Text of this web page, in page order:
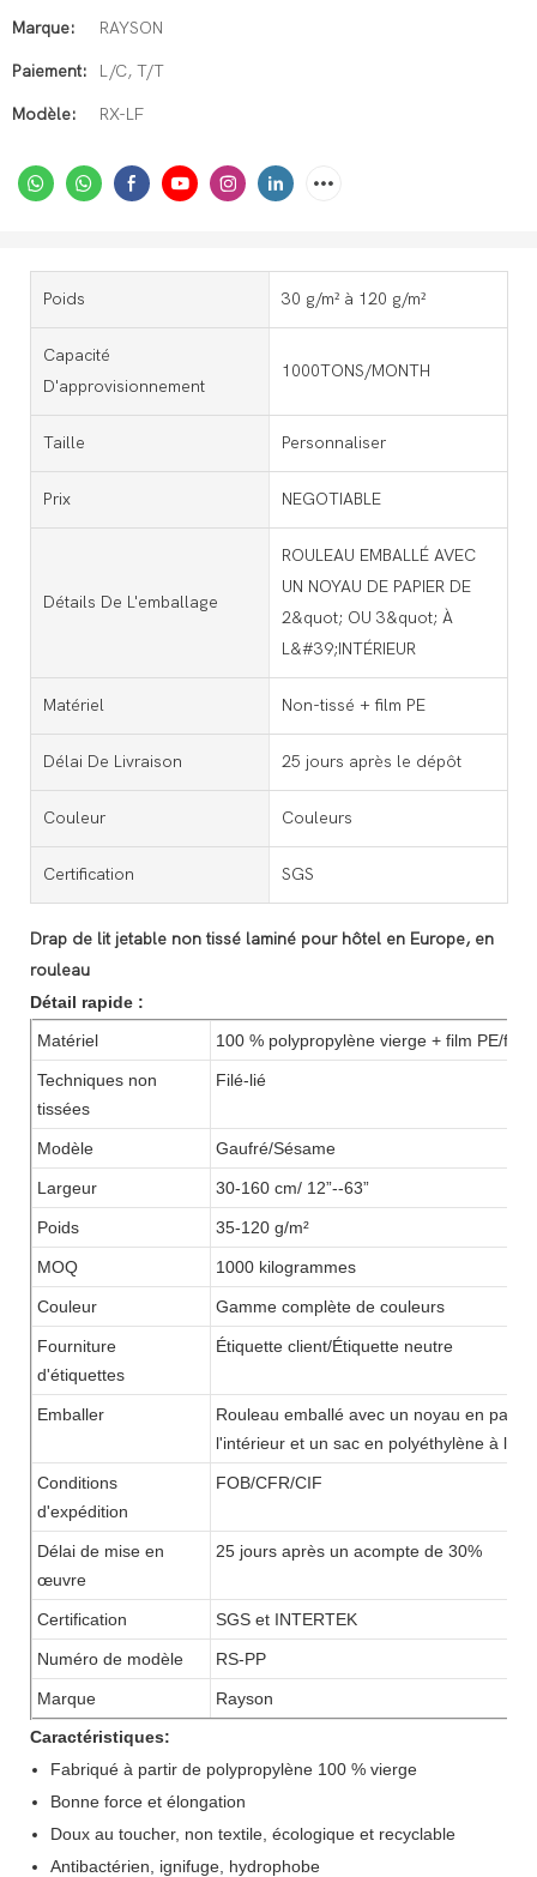
Marque: RAYSON
Paiement: L/C, T/T
Modèle: RX-LF
Poids 30 g/m² à 120 g/m²
Capacité
D'approvisionnement
1000TONS/MONTH
Taille Personnaliser
Prix NEGOTIABLE
Détails De L'emballage
ROULEAU EMBALLÉ AVEC
UN NOYAU DE PAPIER DE
2&quot; OU 3&quot; À
L&#39;INTÉRIEUR
Matériel Non-tissé + film PE
Délai De Livraison 25 jours après le dépôt
Couleur Couleurs
Certification SGS
Drap de lit jetable non tissé laminé pour hôtel en Europe, en
rouleau
Détail rapide :
Matériel
100 % polypropylène vierge + film PE/film
Techniques non
tissées
Filé-lié
Modèle Gaufré/Sésame
Largeur 30-160 cm/ 12”--63”
Poids 35-120 g/m²
MOQ 1000 kilogrammes
Couleur Gamme complète de couleurs
Fourniture
d'étiquettes
Étiquette client/Étiquette neutre
Emballer
Rouleau emballé avec un noyau en
l'intérieur et un sac en polyéthylène à
Conditions
d'expédition
FOB/CFR/CIF
Délai de mise en
œuvre
25 jours après un acompte de 30%
Certification SGS et INTERTEK
Numéro de modèle RS-PP
Marque
Rayson
Caractéristiques:
Fabriqué à partir de polypropylène 100 % vierge
Bonne force et élongation
Doux au toucher, non textile, écologique et recyclable
Antibactérien, ignifuge, hydrophobe